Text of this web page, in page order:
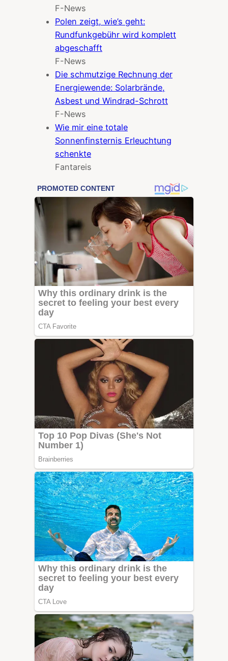
F-News
Polen zeigt, wie’s geht:
Rundfunkgebühr wird komplett
abgeschafft
F-News
Die schmutzige Rechnung der
Energiewende: Solarbrände,
Asbest und Windrad-Schrott
F-News
Wie mir eine totale
Sonnenfinsternis Erleuchtung
schenkte
Fantareis